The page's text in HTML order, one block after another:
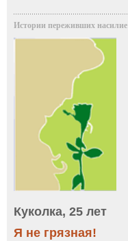
Истории переживших насилие
Куколка, 25 лет
Я не грязная!